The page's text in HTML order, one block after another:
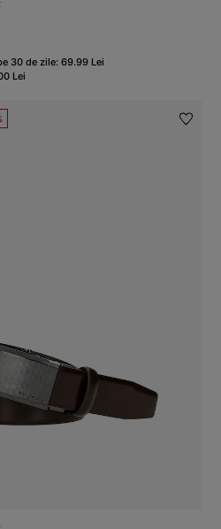
30 de zile: 69.99 Lei
Lei